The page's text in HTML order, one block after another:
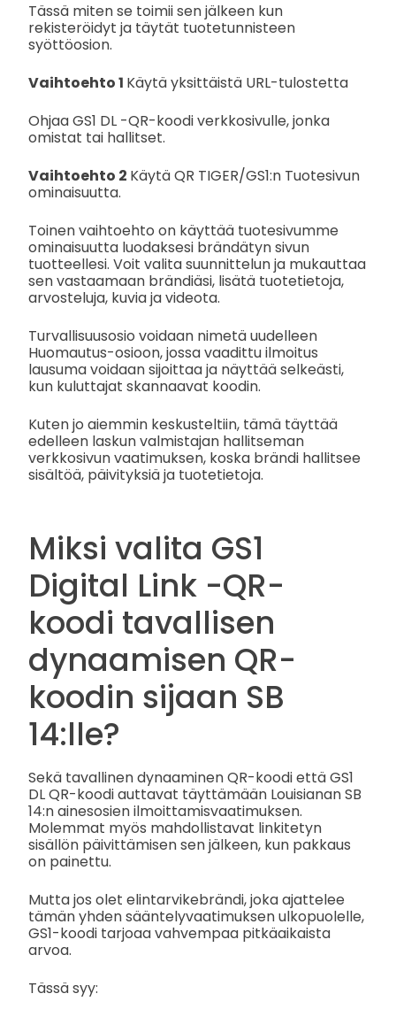
Tässä miten se toimii sen jälkeen kun
rekisteröidyt ja täytät tuotetunnisteen
syöttöosion.
Vaihtoehto 1 Käytä yksittäistä URL-tulostetta
Ohjaa GS1 DL -QR-koodi verkkosivulle, jonka
omistat tai hallitset.
Vaihtoehto 2 Käytä QR TIGER/GS1:n Tuotesivun
ominaisuutta.
Toinen vaihtoehto on käyttää tuotesivumme
ominaisuutta luodaksesi brändätyn sivun
tuotteellesi. Voit valita suunnittelun ja mukauttaa
sen vastaamaan brändiäsi, lisätä tuotetietoja,
arvosteluja, kuvia ja videota.
Turvallisuusosio voidaan nimetä uudelleen
Huomautus-osioon, jossa vaadittu ilmoitus
lausuma voidaan sijoittaa ja näyttää selkeästi,
kun kuluttajat skannaavat koodin.
Kuten jo aiemmin keskusteltiin, tämä täyttää
edelleen laskun valmistajan hallitseman
verkkosivun vaatimuksen, koska brändi hallitsee
sisältöä, päivityksiä ja tuotetietoja.
Miksi valita GS1
Digital Link -QR-
koodi tavallisen
dynaamisen QR-
koodin sijaan SB
14:lle?
Sekä tavallinen dynaaminen QR-koodi että GS1
DL QR-koodi auttavat täyttämään Louisianan SB
14:n ainesosien ilmoittamisvaatimuksen.
Molemmat myös mahdollistavat linkitetyn
sisällön päivittämisen sen jälkeen, kun pakkaus
on painettu.
Mutta jos olet elintarvikebrändi, joka ajattelee
tämän yhden sääntelyvaatimuksen ulkopuolelle,
GS1-koodi tarjoaa vahvempaa pitkäaikaista
arvoa.
Tässä syy: